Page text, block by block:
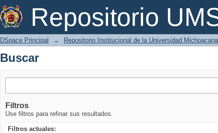
Repositorio
Buscar
DSpace Principal → Repositorio Institucional de la Universidad
Buscar
Filtros
Use filtros para refinar sus resultados.
Filtros actuales: